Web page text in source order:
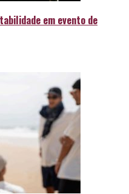
em evento de